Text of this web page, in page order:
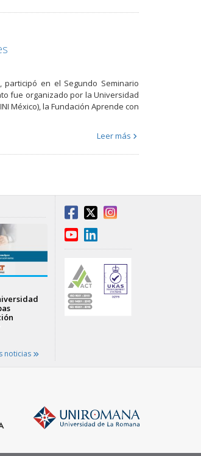
participó en el Segundo Seminario
fue organizado por la Universidad
México), la Fundación Aprende con
Leer más
noticias